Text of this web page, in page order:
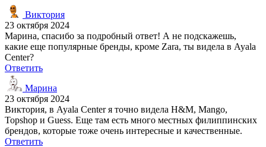
Виктория
23 октября 2024
Марина, спасибо за подробный ответ! А не подскажешь,
какие еще популярные бренды, кроме Zara, ты видела в Ayala
Center?
Ответить
Марина
23 октября 2024
Виктория, в Ayala Center я точно видела H&M, Mango,
Topshop и Guess. Еще там есть много местных филиппинских
брендов, которые тоже очень интересные и качественные.
Ответить